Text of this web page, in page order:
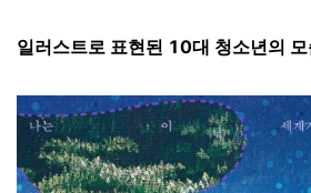
일러스트로 표현된 10대 청소년의